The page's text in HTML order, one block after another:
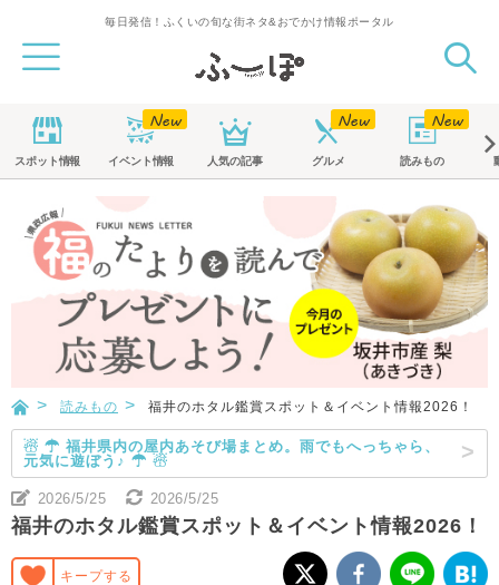
毎日発信！ふくいの旬な街ネタ&おでかけ情報ポータル
スポット情報 イベント情報 人気の記事 グルメ 読みもの
読みもの 福井のホタル鑑賞スポット＆イベント情報2026！
☃ ☂ 福井県内の屋内あそび場まとめ。雨でもへっちゃら、
元気に遊ぼう♪ ☂ ☃
2026/5/25 2026/5/25
福井のホタル鑑賞スポット＆イベント情報2026！
キープする